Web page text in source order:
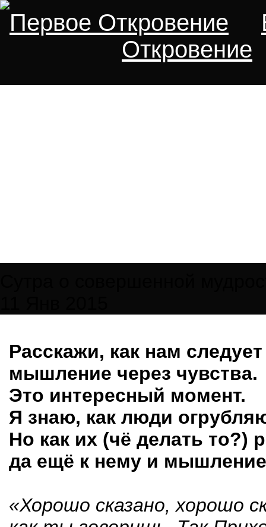
Первое Откровение
Откровение
Расскажи, как нам
мышление через чувства.
Это интересный момент.
Я знаю, как люди
Но как их (чё делать то?)
да ещё к нему и
«Хорошо сказано, хорошо